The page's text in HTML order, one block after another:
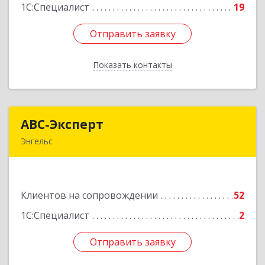
1С:Специалист 19
Отправить заявку
Показать контакты
Отправить заявку
Назад
АВС-Эксперт
Энгельс
Клиентов на сопровождении
52
1С:Специалист
2
Отправить заявку
Подробнее
Отправить заявку